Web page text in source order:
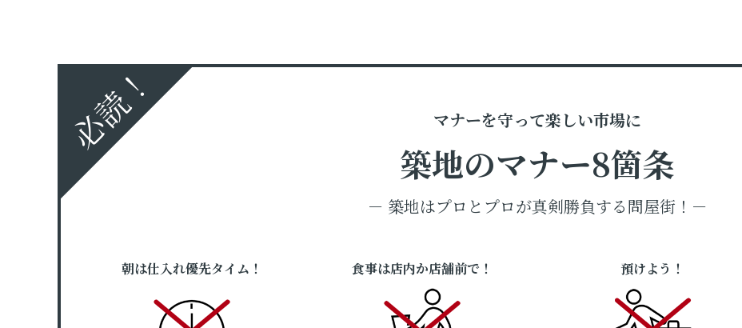
必読！ マナーを守って楽しい市場に
築地のマナー8箇条
－ 築地はプロとプロが真剣勝負する問屋街！－
朝は仕入れ優先タイム！ 食事は店内か店舗前で！ 預けよう！